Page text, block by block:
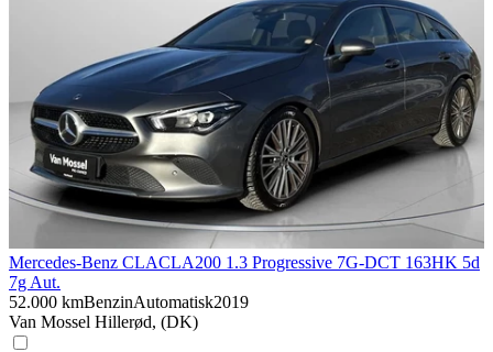
Mercedes-Benz CLACLA200 1.3 Progressive 7G-DCT 163HK 5d
7g Aut.
52.000 kmBenzinAutomatisk2019
Van Mossel Hillerød, (DK)